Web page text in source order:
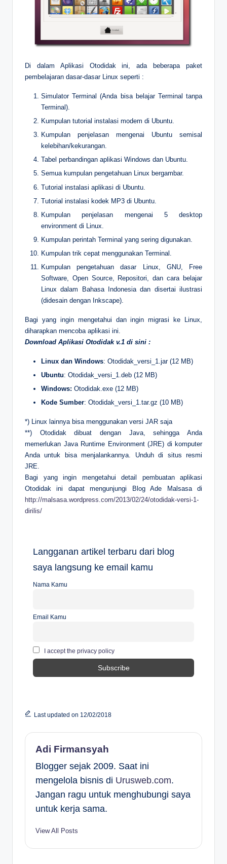
Di dalam Aplikasi Otodidak ini, ada beberapa paket
pembelajaran dasar-dasar Linux seperti :
Simulator Terminal (Anda bisa belajar Terminal tanpa
Terminal).
Kumpulan tutorial instalasi modem di Ubuntu.
Kumpulan penjelasan mengenai Ubuntu semisal
kelebihan/kekurangan.
Tabel perbandingan aplikasi Windows dan Ubuntu.
Semua kumpulan pengetahuan Linux bergambar.
Tutorial instalasi aplikasi di Ubuntu.
Tutorial instalasi kodek MP3 di Ubuntu.
Kumpulan penjelasan mengenai 5 desktop
environment di Linux.
Kumpulan perintah Terminal yang sering digunakan.
Kumpulan trik cepat menggunakan Terminal.
Kumpulan pengetahuan dasar Linux, GNU, Free
Software, Open Source, Repositori, dan cara belajar
Linux dalam Bahasa Indonesia dan disertai ilustrasi
(didesain dengan Inkscape).
Bagi yang ingin mengetahui dan ingin migrasi ke Linux,
diharapkan mencoba aplikasi ini.
Download Aplikasi Otodidak v.1 di sini :
Linux dan Windows: Otodidak_versi_1.jar (12 MB)
Ubuntu: Otodidak_versi_1.deb (12 MB)
Windows: Otodidak.exe (12 MB)
Kode Sumber: Otodidak_versi_1.tar.gz (10 MB)
*) Linux lainnya bisa menggunakan versi JAR saja
**) Otodidak dibuat dengan Java, sehingga Anda
memerlukan Java Runtime Environment (JRE) di komputer
Anda untuk bisa menjalankannya. Unduh di situs resmi
JRE.
Bagi yang ingin mengetahui detail pembuatan aplikasi
Otodidak ini dapat mengunjungi Blog Ade Malsasa di
http://malsasa.wordpress.com/2013/02/24/otodidak-versi-1-
dirilis/
Langganan artikel terbaru dari blog
saya langsung ke email kamu
Nama Kamu
Email Kamu
I accept the privacy policy
Last updated on 12/02/2018
Adi Firmansyah
Blogger sejak 2009. Saat ini
mengelola bisnis di Urusweb.com.
Jangan ragu untuk menghubungi saya
untuk kerja sama.
View All Posts